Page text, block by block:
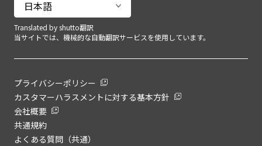
Translated by shutto翻訳
当サイトでは、機械的な自動翻訳サービスを使用しています。
プライバシーポリシー
カスタマーハラスメントに対する基本方針
会社概要
共通規約
よくある質問（共通）